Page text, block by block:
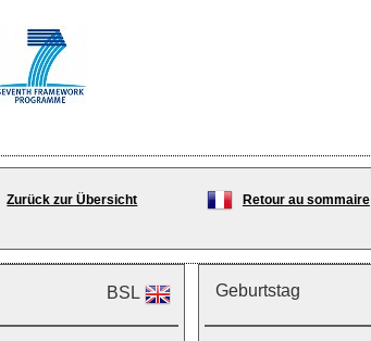
Zurück zur Übersicht Retour au sommaire
BSL Geburtstag